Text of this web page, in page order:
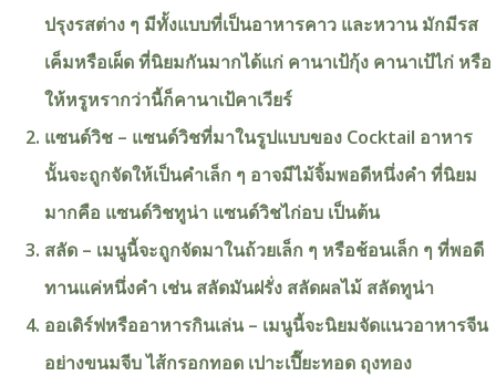
ปรุงรสต่าง ๆ มีทั้งแบบที่เป็นอาหารคาว และหวาน มักมีรส
เค็มหรือเผ็ด ที่นิยมกันมากได้แก่ คานาเป้กุ้ง คานาเป้ไก่ หรือ
ให้หรูหรากว่านี้ก็คานาเป้คาเวียร์
แซนด์วิช – แซนด์วิชที่มาในรูปแบบของ Cocktail อาหาร
นั้นจะถูกจัดให้เป็นคำเล็ก ๆ อาจมีไม้จิ้มพอดีหนึ่งคำ ที่นิยม
มากคือ แซนด์วิชทูน่า แซนด์วิชไก่อบ เป็นต้น
สลัด – เมนูนี้จะถูกจัดมาในถ้วยเล็ก ๆ หรือช้อนเล็ก ๆ ที่พอดี
ทานแค่หนึ่งคำ เช่น สลัดมันฝรั่ง สลัดผลไม้ สลัดทูน่า
ออเดิร์ฟหรืออาหารกินเล่น – เมนูนี้จะนิยมจัดแนวอาหารจีน
อย่างขนมจีบ ไส้กรอกทอด เปาะเปี๊ยะทอด ถุงทอง